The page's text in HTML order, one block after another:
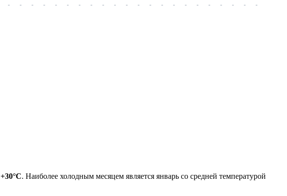
- - - - - - - - - - - - - - - - - - - - - -
+30°C. Наиболее холодным месяцем является январь со средней температурой